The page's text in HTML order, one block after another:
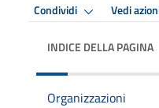
Condividi Vedi
INDICE DELLA PAGINA
Organizzazioni